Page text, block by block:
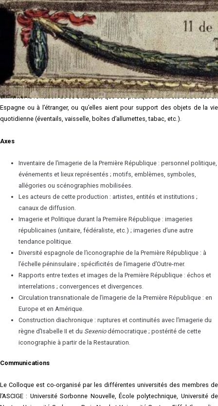
À l’occasion des 150 ans de sa proclamation, le colloque « La première
République en images » entend examiner l’épisode historique qu’est la
Première République espagnole à l’aune de l’iconographie politiqueà
laquelle il a donné lieu, afin de récupérer et d’historiciser les images de/sur
cette période tout en leur rendant leur identité et leur(s) significations(s).
Des
études monographiques ou comparées sur tous les types de pratiques
plastiquesmobilisées par cette iconographie (caricatures, gravures,
peintures, photographies, sculptures, scénographies, etc.) pourront donc
alimenter la réflexion de ce colloque, que ces pratiques aient été élaborées en
Espagne ou à l’étranger, ou qu’elles aient pour support des objets de la vie
quotidienne (éventails, vaisselle, boîtes d’allumettes, tabac, etc.).
Axes
Inventaire de l’imagerie de la Première République : personnel politique,
événements et lieux représentés ; motifs, emblèmes, symboles,
allégories ou scénographies mobilisées.
Les acteurs de cette production : artistes, entités et institutions ;
canaux de diffusion.
Imagerie et Politique durant la Première République : imageries
républicaines (unitaire, fédéraliste, etc.) ; imageries d’une autre
tendance politique.
Diversité espagnole de l’iconographie de la Première République : à
l’échelle péninsulaire ; spécificités de l’imagerie d’Outre-mer.
Rapports entre textes et images de la Première République : échos et
interrelations ; convergences et divergences.
Circulation transnationale de l’imagerie de la Première République : en
Europe et en Amérique.
Construction diachronique : ruptures et continuités avec l’imagerie du
règne d’Isabelle II et du Sexeniodémocratique ; postérité de cette
iconographie à partir de la Restauration.
Communications
Le Colloque est co-organisé par les différentes universités des membres de
l’ASCIGE : Université Sorbonne Nouvelle, École polytechnique, Université de